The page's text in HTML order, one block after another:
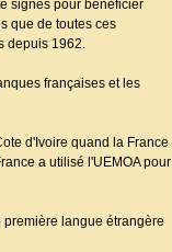
signés pour bénéficier
que de toutes ces
depuis 1962.
françaises et les
d'Ivoire quand la France
a utilisé l'UEMOA pour
première langue étrangère